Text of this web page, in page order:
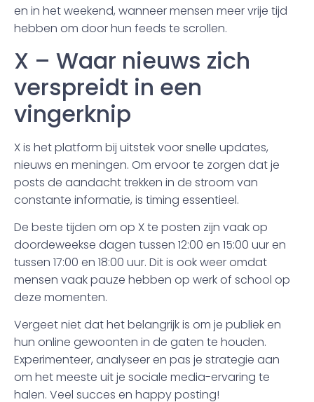
en in het weekend, wanneer mensen meer vrije tijd
hebben om door hun feeds te scrollen.
X – Waar nieuws zich
verspreidt in een
vingerknip
X is het platform bij uitstek voor snelle updates,
nieuws en meningen. Om ervoor te zorgen dat je
posts de aandacht trekken in de stroom van
constante informatie, is timing essentieel.
De beste tijden om op X te posten zijn vaak op
doordeweekse dagen tussen 12:00 en 15:00 uur en
tussen 17:00 en 18:00 uur. Dit is ook weer omdat
mensen vaak pauze hebben op werk of school op
deze momenten.
Vergeet niet dat het belangrijk is om je publiek en
hun online gewoonten in de gaten te houden.
Experimenteer, analyseer en pas je strategie aan
om het meeste uit je sociale media-ervaring te
halen. Veel succes en happy posting!